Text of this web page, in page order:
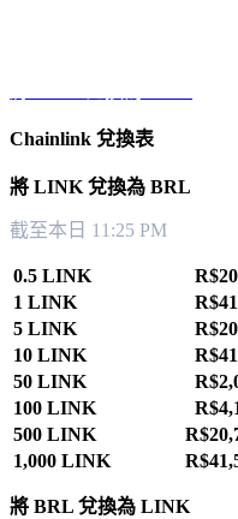
Chainlink 兌換表
將 LINK 兌換為 BRL
截至本日 11:25 PM
0.5 LINK
1 LINK
5 LINK
10 LINK
50 LINK
100 LINK
500 LINK
1,000 LINK
將 BRL 兌換為 LINK